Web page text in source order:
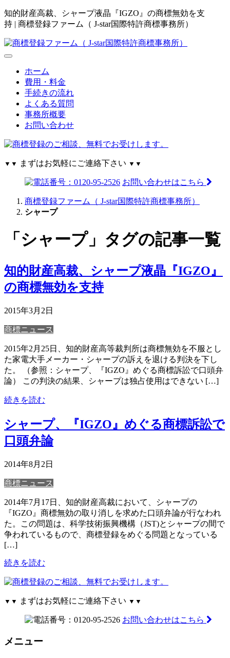
知的財産高裁、シャープ液晶『IGZO』の商標無効を支
持 | 商標登録ファーム（ J-star国際特許商標事務所）
ホーム
費用・料金
手続きの流れ
よくある質問
事務所概要
お問い合わせ
▼▼ まずはお気軽にご連絡下さい ▼▼
お問い合わせはこちら
商標登録ファーム（ J-star国際特許商標事務所）
シャープ
「シャープ」タグの記事一覧
知的財産高裁、シャープ液晶『IGZO』
の商標無効を支持
2015年3月2日
商標ニュース
2015年2月25日、知的財産高等裁判所は商標無効を不服とし
た家電大手メーカー・シャープの訴えを退ける判決を下し
た。 （参照：シャープ、『IGZO』めぐる商標訴訟で口頭弁
論） この判決の結果、シャープは独占使用はできない […]
続きを読む
シャープ、『IGZO』めぐる商標訴訟で
口頭弁論
2014年8月2日
商標ニュース
2014年7月17日、知的財産高裁において、シャープの
『IGZO』商標無効の取り消しを求めた口頭弁論が行なわれ
た。この問題は、科学技術振興機構（JST)とシャープの間で
争われているもので、商標登録をめぐる問題となっている
[…]
続きを読む
▼▼ まずはお気軽にご連絡下さい ▼▼
お問い合わせはこちら
メニュー